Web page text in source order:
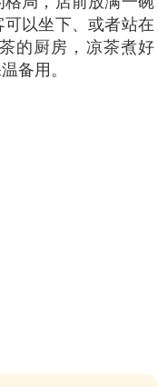
以坐下、或者站在
的厨房，凉茶煮好
备用。